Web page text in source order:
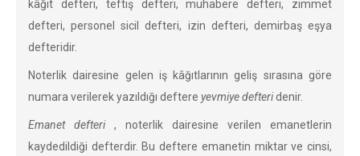
kâğıt defteri, teftiş defteri, muhabere defteri, zimmet
defteri, personel sicil defteri, izin defteri, demirbaş eşya
defteridir.
Noterlik dairesine gelen iş kâğıtlarının geliş sırasına göre
numara verilerek yazıldığı deftere yevmiye defteridenir.
Emanet defteri , noterlik dairesine verilen emanetlerin
kaydedildiği defterdir. Bu deftere emanetin miktar ve cinsi,